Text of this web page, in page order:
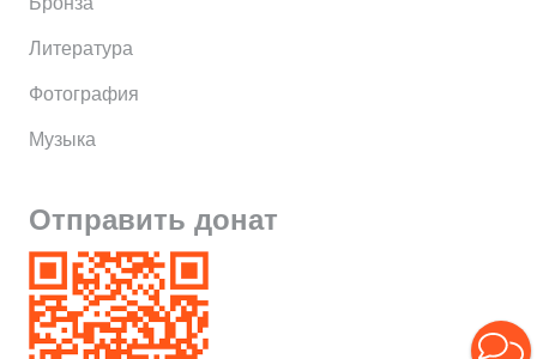
Литература
Фотография
Музыка
Отправить донат